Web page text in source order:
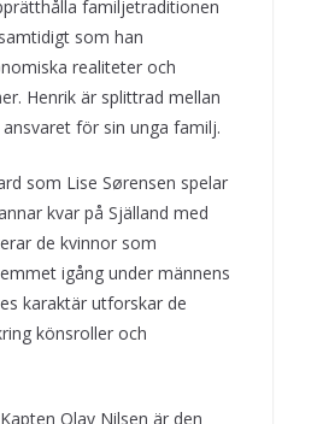
familjetraditionen
som han
realiteter och
Henrik är splittrad mellan
för sin unga familj.
som Lise Sørensen spelar
kvar på Själland med
de kvinnor som
igång under männens
karaktär utforskar de
könsroller och
Olav Nilsen är den